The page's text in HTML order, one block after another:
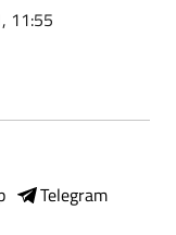
11:55
Telegram